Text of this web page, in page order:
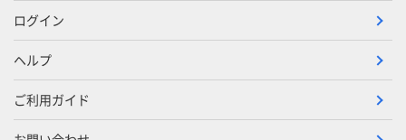
ログイン
ヘルプ
ご利用ガイド